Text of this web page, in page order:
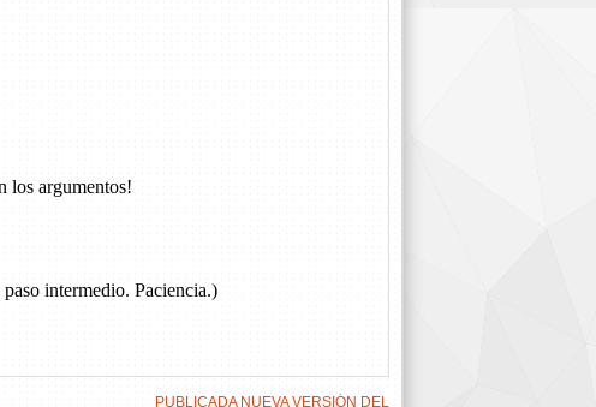
PUBLICADA NUEVA VERSIÓN DEL